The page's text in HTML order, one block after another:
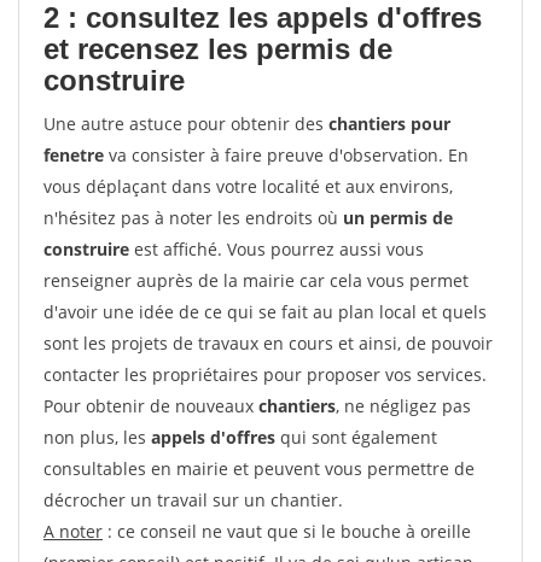
2 : consultez les appels d'offres
et recensez les permis de
construire
Une autre astuce pour obtenir des chantiers pour
fenetre va consister à faire preuve d'observation. En
vous déplaçant dans votre localité et aux environs,
n'hésitez pas à noter les endroits où un permis de
construire est affiché. Vous pourrez aussi vous
renseigner auprès de la mairie car cela vous permet
d'avoir une idée de ce qui se fait au plan local et quels
sont les projets de travaux en cours et ainsi, de pouvoir
contacter les propriétaires pour proposer vos services.
Pour obtenir de nouveaux chantiers, ne négligez pas
non plus, les appels d'offres qui sont également
consultables en mairie et peuvent vous permettre de
décrocher un travail sur un chantier.
A noter : ce conseil ne vaut que si le bouche à oreille